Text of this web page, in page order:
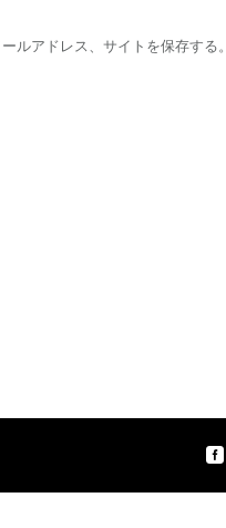
ルアドレス、サイトを保存する。